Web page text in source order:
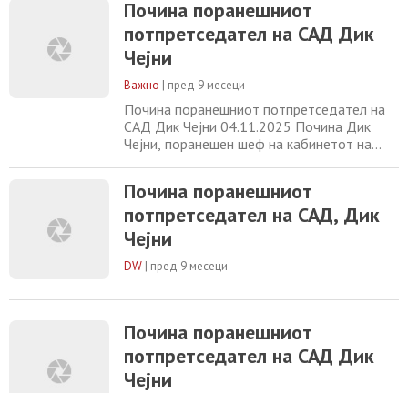
семејство. Чејни беше 46-ти
потпретседател, кој служеше за време на
републиканскиот претседател Џорџ В. Буш
во два мандата помеѓу 2001 и 2009
година. Тој беше помошник во Белата
Почина поранешниот
потпретседател на САД Дик
Чејни
Важно | пред 9 месеци
Почина поранешниот потпретседател на
САД Дик Чејни 04.11.2025 Почина Дик
Чејни, поранешен шеф на кабинетот на
потврди неговото семејство. Имаше 84
години. Тој беше помошник во Белата куќа
под Ричард Никсон, шеф на кабинетот под
Џералд Форд, секретар за одбрана под
Џорџ Х. В. Буш
Почина поранешниот
потпретседател на САД, Дик
Чејни
DW | пред 9 месеци
Почина поранешниот
потпретседател на САД Дик
Чејни